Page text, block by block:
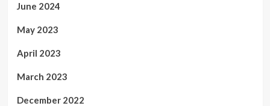
June 2024
May 2023
April 2023
March 2023
December 2022